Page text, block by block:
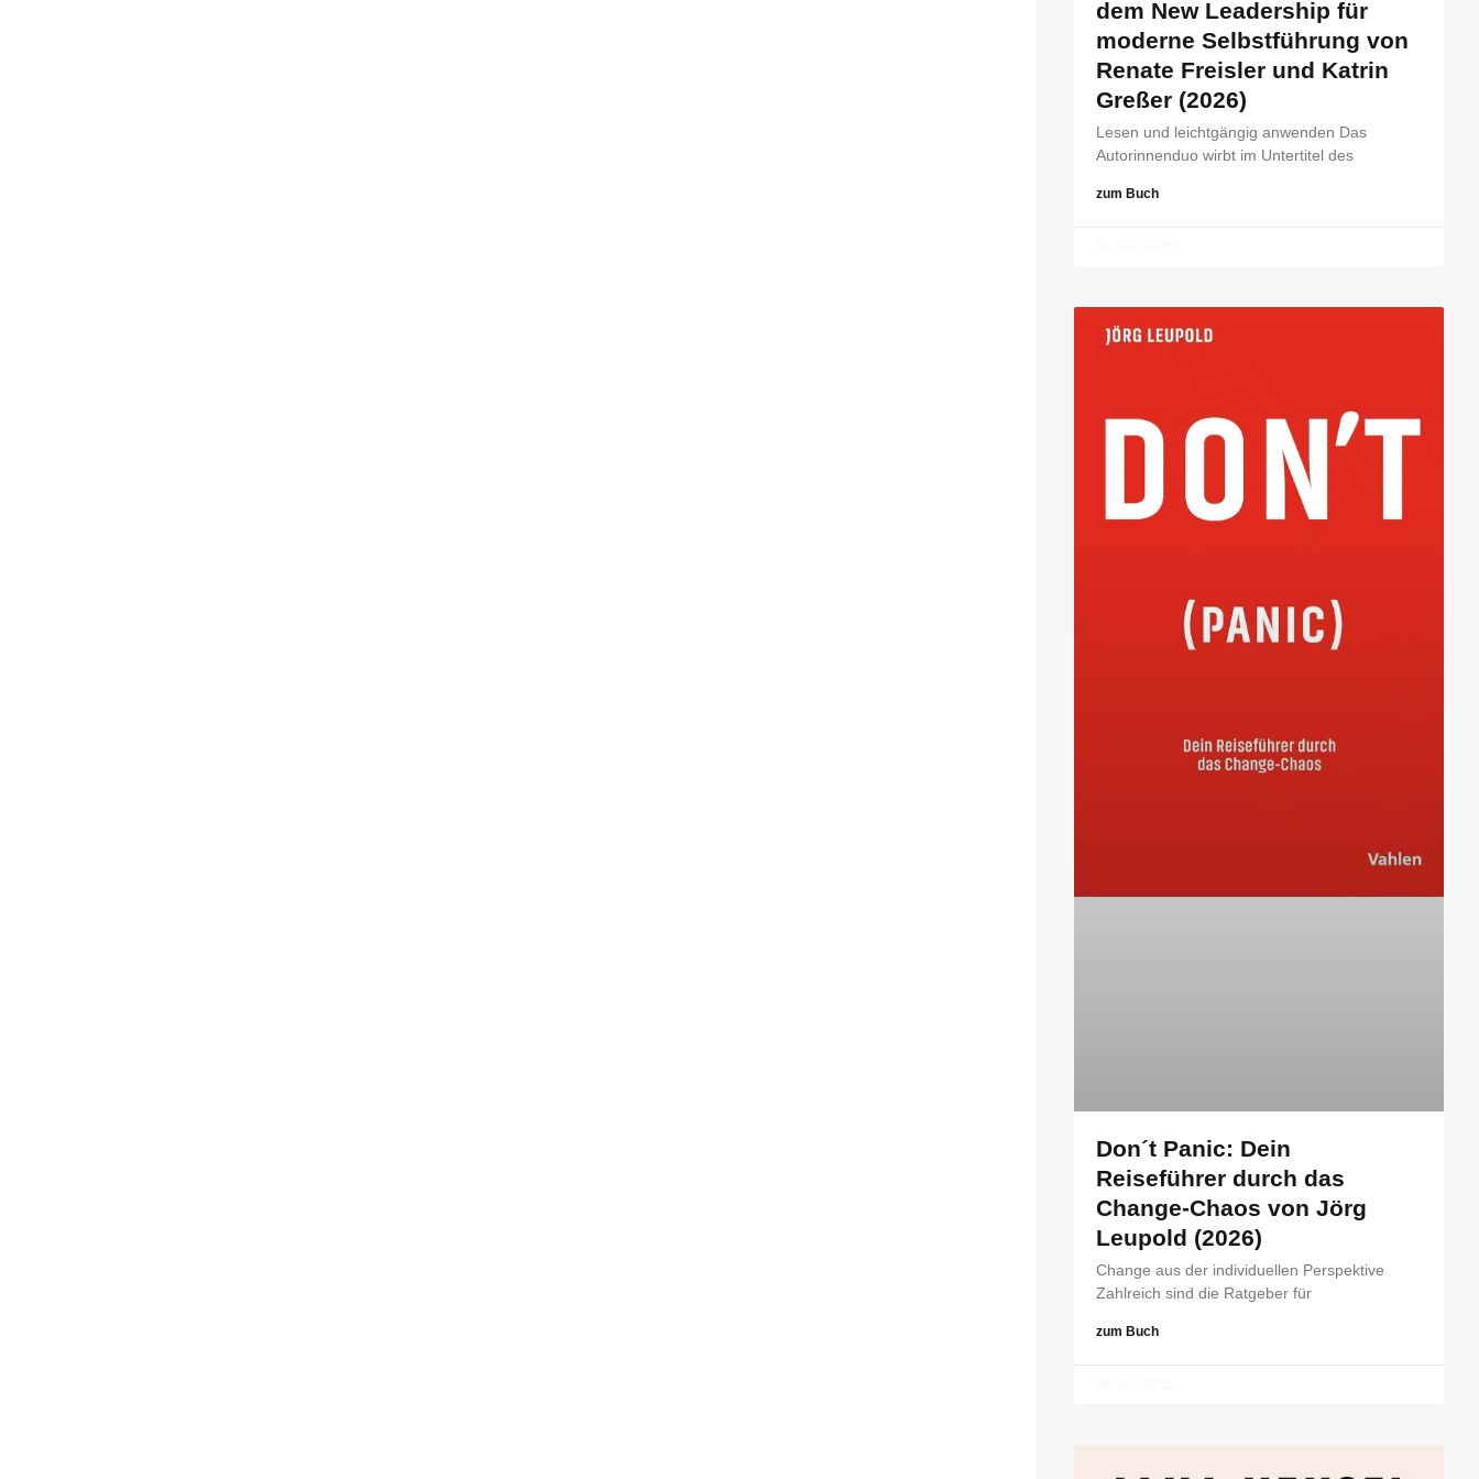
dem New Leadership für
moderne Selbstführung von
Renate Freisler und Katrin
Greßer (2026)
Lesen und leichtgängig anwenden Das
Autorinnenduo wirbt im Untertitel des
zum Buch
Don´t Panic: Dein
Reiseführer durch das
Change-Chaos von Jörg
Leupold (2026)
Change aus der individuellen Perspektive
Zahlreich sind die Ratgeber für
zum Buch